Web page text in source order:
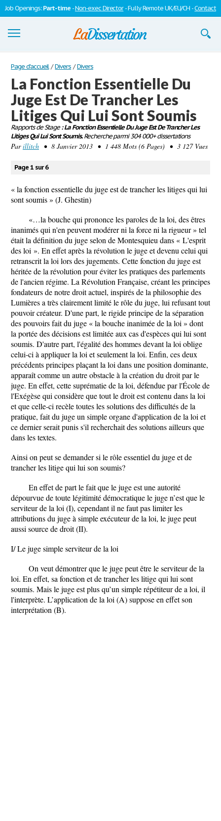
Job Openings:Part-time -Non-exec Director- Fully Remote UK/EU/CH -Contact
Dissertations
S'inscrire
Se connecter
Contactez-nous
Page d'accueil / Divers / Divers
La Fonction Essentielle Du
Juge Est De Trancher Les
Litiges Qui Lui Sont Soumis
Rapports de Stage: La Fonction Essentielle Du Juge Est De Trancher Les
Litiges Qui Lui Sont Soumis.Recherche parmi 304 000+ dissertations
Parillitch • 8 Janvier 2013 • 1 448 Mots (6 Pages) • 3 127 Vues
Page 1 sur 6
« la fonction essentielle du juge est de trancher les litiges qui lui
sont soumis » (J. Ghestin)
«…la bouche qui prononce les paroles de la loi, des êtres
inanimés qui n'en peuvent modérer ni la force ni la rigueur » tel
était la définition du juge selon de Montesquieu dans « L'esprit
des loi ». En effet après la révolution le juge et devenu celui qui
retranscrit la loi lors des jugements. Cette fonction du juge est
héritée de la révolution pour éviter les pratiques des parlements
de l'ancien régime. La Révolution Française, créant les principes
fondateurs de notre droit actuel, inspirés de la philosophie des
Lumières a très clairement limité le rôle du juge, lui refusant tout
pouvoir créateur. D'une part, le rigide principe de la séparation
des pouvoirs fait du juge « la bouche inanimée de la loi » dont
la portée des décisions est limitée aux cas d'espèces qui lui sont
soumis. D'autre part, l'égalité des hommes devant la loi oblige
celui-ci à appliquer la loi et seulement la loi. Enfin, ces deux
précédents principes plaçant la loi dans une position dominante,
apparaît comme un autre obstacle à la création du droit par le
juge. En effet, cette suprématie de la loi, défendue par l'École de
l'Exégèse qui considère que tout le droit est contenu dans la loi
et que celle-ci recèle toutes les solutions des difficultés de la
pratique, fait du juge un simple organe d'application de la loi et
ce dernier serait punis s'il recherchait des solutions ailleurs que
dans les textes.
Ainsi on peut se demander si le rôle essentiel du juge et de
trancher les litige qui lui son soumis?
En effet de part le fait que le juge est une autorité
dépourvue de toute légitimité démocratique le juge n’est que le
serviteur de la loi (I), cependant il ne faut pas limiter les
attributions du juge à simple exécuteur de la loi, le juge peut
aussi source de droit (II).
I/ Le juge simple serviteur de la loi
On veut démontrer que le juge peut être le serviteur de la
loi. En effet, sa fonction et de trancher les litige qui lui sont
soumis. Mais le juge est plus qu’un simple répétiteur de a loi, il
l'interprète. L’application de la loi (A) suppose en effet son
interprétation (B).